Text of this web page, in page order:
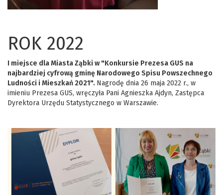
ROK 2022
I miejsce dla Miasta Ząbki w "Konkursie Prezesa GUS na
najbardziej cyfrową gminę Narodowego Spisu Powszechnego
Ludności i Mieszkań 2021". Nagrodę dnia 26 maja 2022 r., w
imieniu Prezesa GUS, wręczyła Pani Agnieszka Ajdyn, Zastępca
Dyrektora Urzędu Statystycznego w Warszawie.